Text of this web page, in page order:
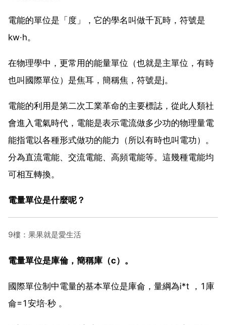
電能的單位是「度」，它的學名叫做千瓦時，符號是
kw·h。
在物理學中，更常用的能量單位（也就是主單位，有時
也叫國際單位）是焦耳，簡稱焦，符號是j。
電能的利用是第二次工業革命的主要標誌，從此人類社
會進入電氣時代，電能是表示電流做多少功的物理量電
能指電以各種形式做功的能力（所以有時也叫電功）。
分為直流電能、交流電能、高頻電能等。這幾種電能均
可相互轉換。
電量單位是什麼呢？
9樓：果果就是愛生活
電量單位是庫倫，簡稱庫（c）。
國際單位制中電量的基本單位是庫侖，量綱為i*t ，1庫
侖=1安培·秒 。